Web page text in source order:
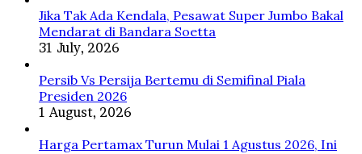
Depan
Prabowo
Jika Tak Ada Kendala, Pesawat Super Jumbo Bakal
Mendarat di Bandara Soetta
31 July, 2026
Persib Vs Persija Bertemu di Semifinal Piala
Presiden 2026
1 August, 2026
Harga Pertamax Turun Mulai 1 Agustus 2026, Ini